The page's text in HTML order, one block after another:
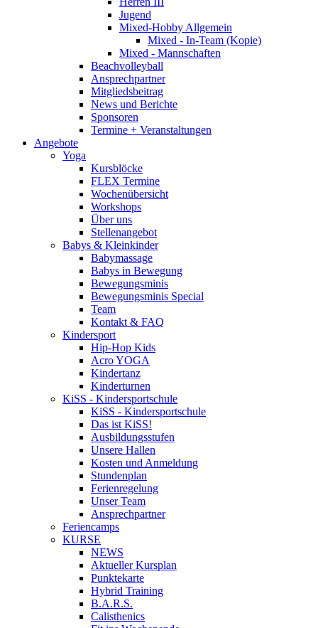
Jugend
Mixed-Hobby Allgemein
Mixed - In-Team (Kopie)
Mixed - Mannschaften
Beachvolleyball
Ansprechpartner
Mitgliedsbeitrag
News und Berichte
Sponsoren
Termine + Veranstaltungen
Angebote
Yoga
Kursblöcke
FLEX Termine
Wochenübersicht
Workshops
Über uns
Stellenangebot
Babys & Kleinkinder
Babymassage
Babys in Bewegung
Bewegungsminis
Bewegungsminis Special
Team
Kontakt & FAQ
Kindersport
Hip-Hop Kids
Acro YOGA
Kindertanz
Kinderturnen
KiSS - Kindersportschule
KiSS - Kindersportschule
Das ist KiSS!
Ausbildungsstufen
Unsere Hallen
Kosten und Anmeldung
Stundenplan
Ferienregelung
Unser Team
Ansprechpartner
Feriencamps
KURSE
NEWS
Aktueller Kursplan
Punktekarte
Hybrid Training
B.A.R.S.
Calisthenics